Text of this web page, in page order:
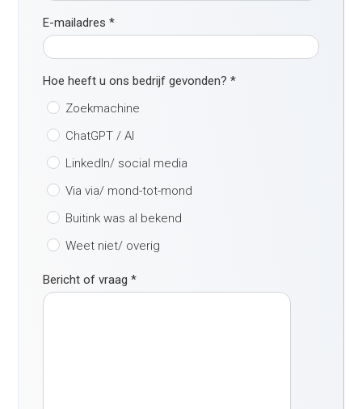
E-mailadres*
Hoe heeft u ons bedrijf gevonden?*
Zoekmachine
ChatGPT / AI
LinkedIn/ social media
Via via/ mond-tot-mond
Buitink was al bekend
Weet niet/ overig
Bericht of vraag*